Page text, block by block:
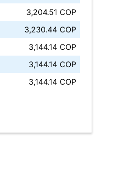
3,204.51 COP
3,230.44 COP
3,144.14 COP
3,144.14 COP
3,144.14 COP